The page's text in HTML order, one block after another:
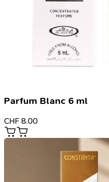
Parfum Blanc 6 ml
CHF 8.00